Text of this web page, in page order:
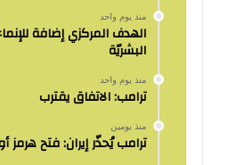
منذ يوم واحد
الهدف المركزي إضافة
البشريّة
منذ يوم واحد
ترامب: الاتفاق يقترب
منذ يومين
ترامب يُحذّر إيران: فتح هرمز